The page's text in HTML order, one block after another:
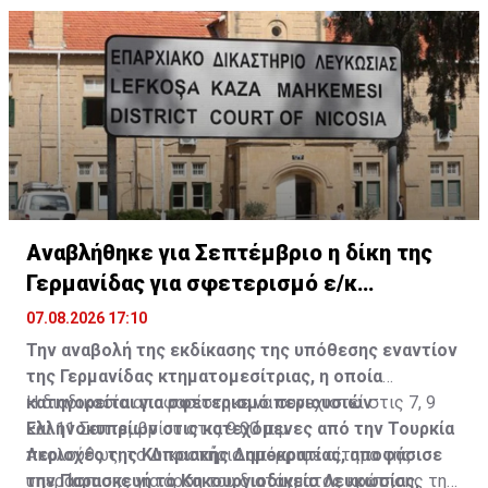
Αναβλήθηκε για Σεπτέμβριο η δίκη της
Γερμανίδας για σφετερισμό ε/κ
περιουσιών
07.08.2026 17:10
Την αναβολή της εκδίκασης της υπόθεσης εναντίον
της Γερμανίδας κτηματομεσίτριας, η οποία
κατηγορείται για σφετερισμό περιουσιών
Ελληνοκυπρίων στις κατεχόμενες από την Τουρκία
περιοχές της Κυπριακής Δημοκρατίας, αποφάσισε
την Παρασκευή το Κακουργιοδικείο Λευκωσίας,
Η διαδικασία αποφασίστηκε να συνεχιστεί στις 7, 9
και 11 Σεπτεμβρίου στις 9:00 π.μ.
Ακολούθως, το Δικαστήριο απέρριψε αίτημα της
υπεράσπισης για άρση του διατάγματος κράτησης της